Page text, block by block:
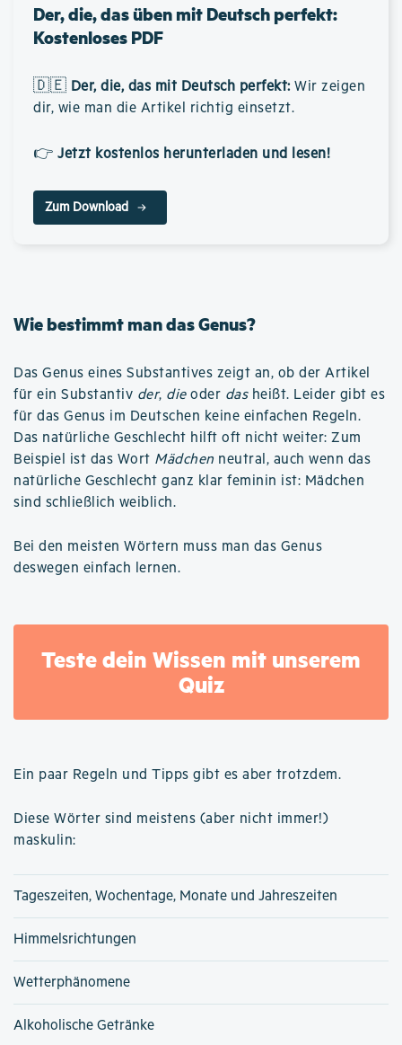
Der, die, das üben mit Deutsch perfekt:
Kostenloses PDF
🇩🇪 Der, die, das mit Deutsch perfekt: Wir zeigen
dir, wie man die Artikel richtig einsetzt.
👉 Jetzt kostenlos herunterladen und lesen!
Zum Download
Wie bestimmt man das Genus?
Das Genus eines Substantives zeigt an, ob der Artikel
für ein Substantiv der, dieoder dasheißt. Leider gibt es
für das Genus im Deutschen keine einfachen Regeln.
Das natürliche Geschlecht hilft oft nicht weiter: Zum
Beispiel ist das Wort Mädchen neutral, auch wenn das
natürliche Geschlecht ganz klar feminin ist: Mädchen
sind schließlich weiblich.
Bei den meisten Wörtern muss man das Genus
deswegen einfach lernen.
Teste dein Wissen mit unserem
Quiz
Ein paar Regeln und Tipps gibt es aber trotzdem.
Diese Wörter sind meistens (aber nicht immer!)
maskulin:
Tageszeiten, Wochentage, Monate und Jahreszeiten
Himmelsrichtungen
Wetterphänomene
Alkoholische Getränke